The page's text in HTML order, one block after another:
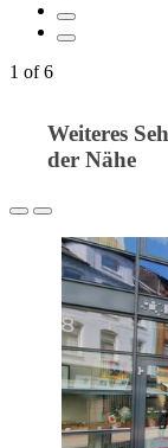
1 of 6
Weiteres
der Nähe